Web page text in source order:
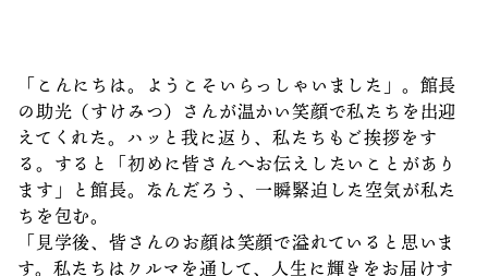
「こんにちは。ようこそいらっしゃいました」。館長
の助光（すけみつ）さんが温かい笑顔で私たちを出迎
えてくれた。ハッと我に返り、私たちもご挨拶をす
る。すると「初めに皆さんへお伝えしたいことがあり
ます」と館長。なんだろう、一瞬緊迫した空気が私た
ちを包む。
「見学後、皆さんのお顔は笑顔で溢れていると思いま
す。私たちはクルマを通して、人生に輝きをお届けす